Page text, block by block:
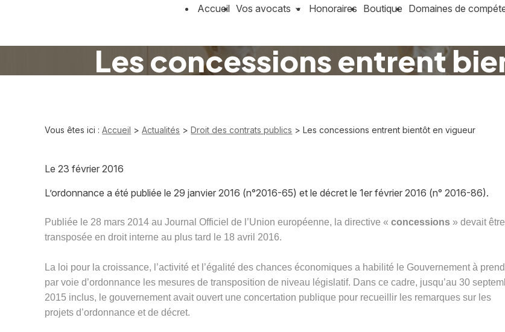
Accueil Vos avocats Honoraires Boutique Domaines de
Les concessions entrent
Vous êtes ici : Accueil >Actualités >Droit des contrats publics > Les concessions entrent bientôt en vigueur
Le23 février 2016
L’ordonnance a été publiée le 29 janvier 2016 (n°2016-65) et le décret le 1er février 2016 (n° 2016-86).
Publiée le 28 mars 2014 au Journal Officiel de l’Union européenne, la directive «concessions » devait être
transposée en droit interne au plus tard le 18 avril 2016.
La loi pour la croissance, l’activité et l’égalité des chances économiques a habilité le Gouvernement à
par voie d’ordonnance les mesures de transposition de niveau législatif. Dans ce cadre, jusqu’au 30
2015 inclus, le gouvernement avait ouvert une concertation publique pour recueillir les remarques sur les
projets d’ordonnance et de décret.